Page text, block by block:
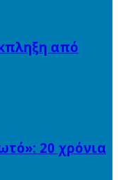
από
20 χρόνια